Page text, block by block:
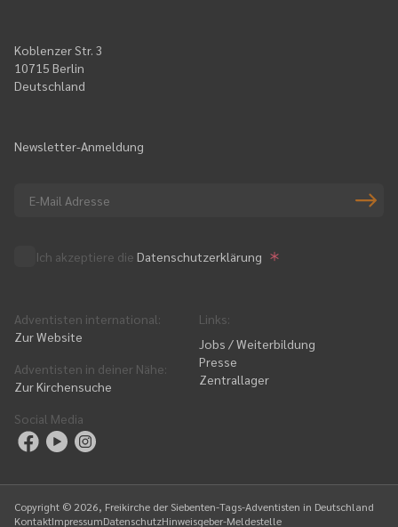
Koblenzer Str. 3
10715 Berlin
Deutschland
Newsletter-Anmeldung
Ich akzeptiere die Datenschutzerklärung
Adventisten international:
Zur Website
Adventisten in deiner Nähe:
Zur Kirchensuche
Social Media
Links:
Jobs / Weiterbildung
Presse
Zentrallager
Copyright © 2026, Freikirche der Siebenten-Tags-Adventisten in Deutschland
KontaktImpressumDatenschutzHinweisgeber-Meldestelle